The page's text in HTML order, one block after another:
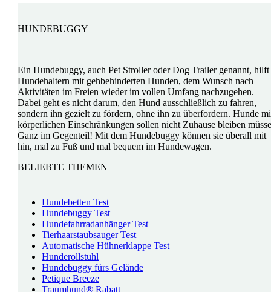
HUNDEBUGGY
Ein Hundebuggy, auch Pet Stroller oder Dog Trailer genannt, hilft
Hundehaltern mit gehbehinderten Hunden, dem Wunsch nach
Aktivitäten im Freien wieder im vollen Umfang nachzugehen.
Dabei geht es nicht darum, den Hund ausschließlich zu fahren,
sondern ihn gezielt zu fördern, ohne ihn zu überfordern. Hunde
körperlichen Einschränkungen sollen nicht Zuhause bleiben
Ganz im Gegenteil! Mit dem Hundebuggy können sie überall mit
hin, mal zu Fuß und mal bequem im Hundewagen.
BELIEBTE THEMEN
Hundebetten Test
Hundebuggy Test
Hundefahrradanhänger Test
Tierhaarstaubsauger Test
Automatische Hühnerklappe Test
Hunderollstuhl
Hundebuggy fürs Gelände
Petique Breeze
Traumhund® Rabatt